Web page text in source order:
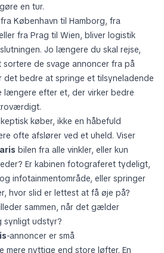
en tur.
København til Hamborg, fra
fra Prag til Wien, bliver logistik
Jo længere du skal rejse,
de svage annoncer fra på
det bedre at springe et tilsyneladende
efter et, der virker bedre
køber, ikke en håbefuld
ofte afslører ved et uheld. Viser
bilen fra alle vinkler, eller kun
Er kabinen fotograferet tydeligt,
infotainmentområde, eller springer
hvor slid er lettest at få øje på?
sammen, når det gælder
synligt udstyr?
-annoncer er små
mere nyttige end store løfter. En